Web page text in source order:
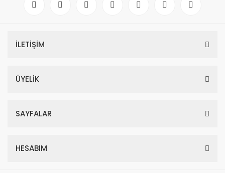
İLETİŞİM
ÜYELİK
SAYFALAR
HESABIM